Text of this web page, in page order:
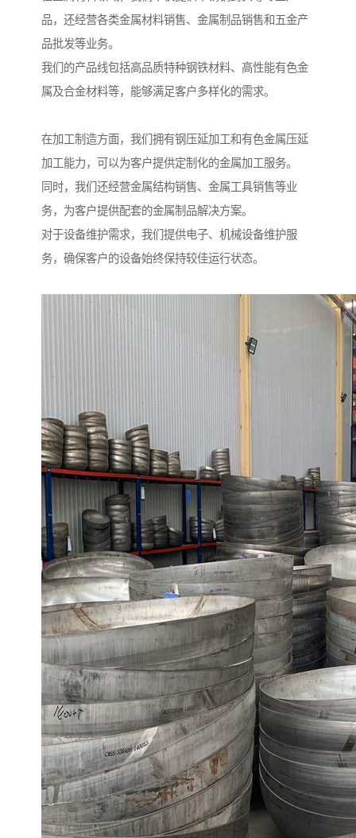
品，还经营各类金属材料销售、金属制品销售和五金产
品批发等业务。
我们的产品线包括高品质特种钢铁材料、高性能有色金
属及合金材料等，能够满足客户多样化的需求。
在加工制造方面，我们拥有钢压延加工和有色金属压延
加工能力，可以为客户提供定制化的金属加工服务。
同时，我们还经营金属结构销售、金属工具销售等业
务，为客户提供配套的金属制品解决方案。
对于设备维护需求，我们提供电子、机械设备维护服
务，确保客户的设备始终保持较佳运行状态。